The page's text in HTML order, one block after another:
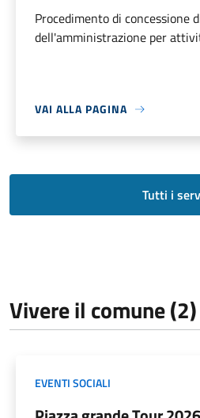
Procedimento di concessione
dell'amministrazione per
VAI ALLA PAGINA
Tutti i
Vivere il comune (2)
EVENTI SOCIALI